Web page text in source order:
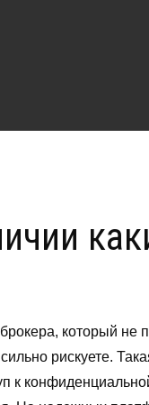
который
рискуете.
к